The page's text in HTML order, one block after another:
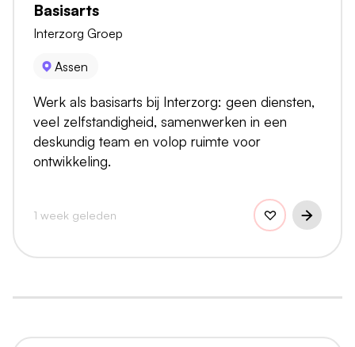
Basisarts
Interzorg Groep
Assen
Werk als basisarts bij Interzorg: geen diensten,
veel zelfstandigheid, samenwerken in een
deskundig team en volop ruimte voor
ontwikkeling.
1 week geleden